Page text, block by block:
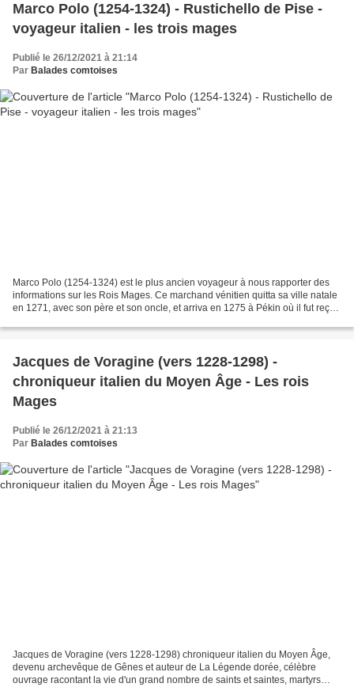
Marco Polo (1254-1324) - Rustichello de Pise -
voyageur italien - les trois mages
Publié le 26/12/2021 à 21:14
Par Balades comtoises
Marco Polo (1254-1324) est le plus ancien voyageur à nous rapporter des
informations sur les Rois Mages. Ce marchand vénitien quitta sa ville natale
en 1271, avec son père et son oncle, et arriva en 1275 à Pékin où il fut reçu
Jacques de Voragine (vers 1228-1298) -
chroniqueur italien du Moyen Âge - Les rois
Mages
Publié le 26/12/2021 à 21:13
Par Balades comtoises
Jacques de Voragine (vers 1228-1298) chroniqueur italien du Moyen Âge,
devenu archevêque de Gênes et auteur de La Légende dorée, célèbre
ouvrage racontant la vie d'un grand nombre de saints et saintes, martyrs